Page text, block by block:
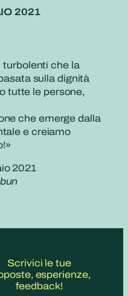
2021
turbolenti che la
sulla dignità
tutte le persone,
che emerge dalla
e creiamo
2021
Scrivici le tue
esperienze,
feedback!